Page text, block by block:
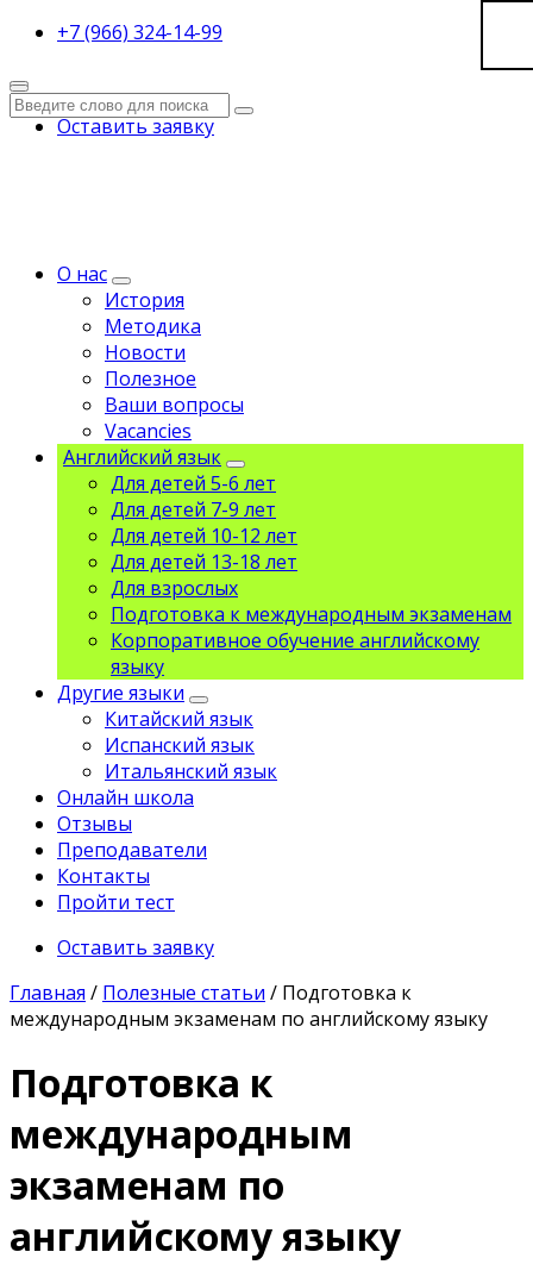
+7 (966) 324-14-99
Оставить заявку
О нас
История
Методика
Новости
Полезное
Ваши вопросы
Vacancies
Английский язык
Для детей 5-6 лет
Для детей 7-9 лет
Для детей 10-12 лет
Для детей 13-18 лет
Для взрослых
Подготовка к международным экзаменам
Корпоративное обучение английскому
языку
Другие языки
Китайский язык
Испанский язык
Итальянский язык
Онлайн школа
Отзывы
Преподаватели
Контакты
Пройти тест
Оставить заявку
Главная / Полезные статьи / Подготовка к
международным экзаменам по английскому языку
Подготовка к
международным
экзаменам по
английскому языку